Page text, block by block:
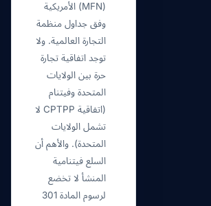
(MFN) الأمريكية
وفق جداول منظمة
التجارة العالمية. ولا
توجد اتفاقية تجارة
حرة بين الولايات
المتحدة وفيتنام
(اتفاقية CPTPP لا
تشمل الولايات
المتحدة). والأهم أن
السلع فيتنامية
المنشأ لا تخضع
لرسوم المادة 301